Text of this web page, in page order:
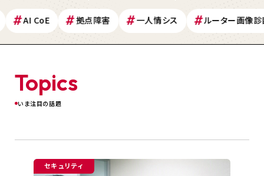
AI CoE 拠点障害 一人情シス ルーター画像診断
Topics
いま注目の話題
セキュリティ